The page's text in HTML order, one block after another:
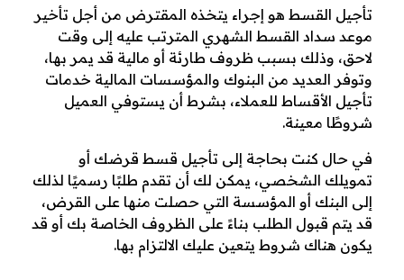
ق
س
ط
ج
ا
ه
ز
تأجيل القسط هو إجراء يتخذه المقترض من أجل تأخير
موعد سداد القسط الشهري المترتب عليه إلى وقت
لاحق، وذلك بسبب ظروف طارئة أو مالية قد يمر بها،
وتوفر العديد من البنوك والمؤسسات المالية خدمات
تأجيل الأقساط للعملاء، بشرط أن يستوفي العميل
شروطًا معينة.
في حال كنت بحاجة إلى تأجيل قسط قرضك أو
تمويلك الشخصي، يمكن لك أن تقدم طلبًا رسميًا لذلك
إلى البنك أو المؤسسة التي حصلت منها على القرض،
قد يتم قبول الطلب بناءً على الظروف الخاصة بك أو قد
يكون هناك شروط يتعين عليك الالتزام بها.